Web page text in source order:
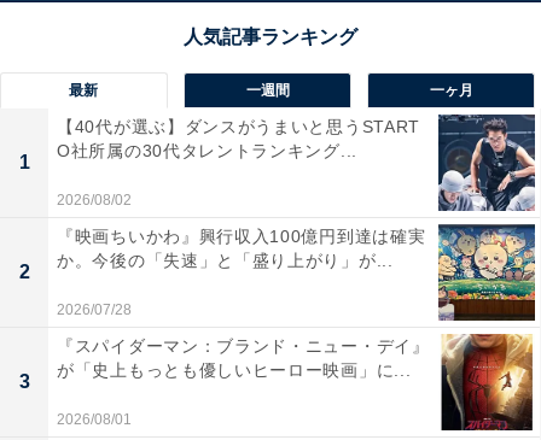
2 3 4
最新 一週間 一ヶ月
1
【40代が選ぶ】ダンスがうまいと思うSTART
O社所属の30代タレントランキング...
2026/08/02
2
『映画ちいかわ』興行収入100億円到達は確実
か。今後の「失速」と「盛り上がり」が...
2026/07/28
3
『スパイダーマン：ブランド・ニュー・デイ』
が「史上もっとも優しいヒーロー映画」に...
2026/08/01